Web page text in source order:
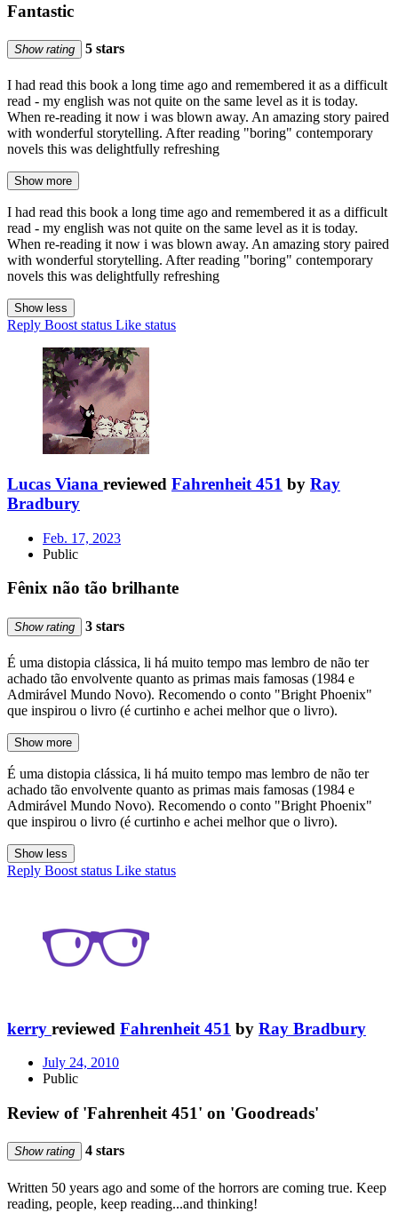
Fantastic
Show rating 5 stars
I had read this book a long time ago and remembered it as a difficult
read - my english was not quite on the same level as it is today.
When re-reading it now i was blown away. An amazing story paired
with wonderful storytelling. After reading "boring" contemporary
novels this was delightfully refreshing
Show more
I had read this book a long time ago and remembered it as a difficult
read - my english was not quite on the same level as it is today.
When re-reading it now i was blown away. An amazing story paired
with wonderful storytelling. After reading "boring" contemporary
novels this was delightfully refreshing
Show less
Reply Boost status Like status
Lucas Viana reviewed Fahrenheit 451 by Ray
Bradbury
Feb. 17, 2023
Public
Fênix não tão brilhante
Show rating 3 stars
É uma distopia clássica, li há muito tempo mas lembro de não ter
achado tão envolvente quanto as primas mais famosas (1984 e
Admirável Mundo Novo). Recomendo o conto "Bright Phoenix"
que inspirou o livro (é curtinho e achei melhor que o livro).
Show more
É uma distopia clássica, li há muito tempo mas lembro de não ter
achado tão envolvente quanto as primas mais famosas (1984 e
Admirável Mundo Novo). Recomendo o conto "Bright Phoenix"
que inspirou o livro (é curtinho e achei melhor que o livro).
Show less
Reply Boost status Like status
kerry reviewed Fahrenheit 451 by Ray Bradbury
July 24, 2010
Public
Review of 'Fahrenheit 451' on 'Goodreads'
Show rating 4 stars
Written 50 years ago and some of the horrors are coming true. Keep
reading, people, keep reading...and thinking!